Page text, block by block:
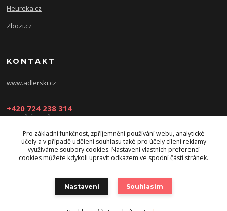
Heureka.cz
Zbozi.cz
KONTAKT
www.adlerski.cz
+420 724 238 314
PONDĚLÍ-NEDĚLE: 8:30-16:30
eshop@adler-ski.cz
Pro základní funkčnost, zpříjemnění používání webu, analytické
účely a v případě udělení souhlasu také pro účely cílení reklamy
využíváme soubory cookies. Nastavení vlastních preferencí
cookies můžete kdykoli upravit odkazem ve spodní části stránek.
Nastavení Souhlasím